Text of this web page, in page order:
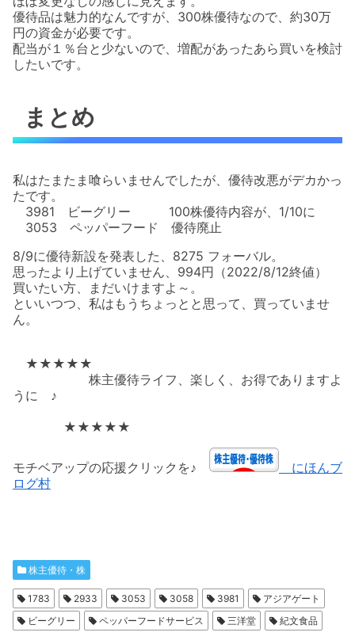
優待品は魅力的なんですが、300株優待なので、約30万
円の資金が必要です。
配当が１％台と少ないので、増配があったあら買いを検討
したいです。
まとめ
私はたまたま喰らいませんでしたが、優待改悪がデカかっ
たです。
3981 ビーグリー 100株優待内容が、1/10に
3053 ペッパーフード 優待廃止
8/9に優待新設を発表した、8275 フォーバル。
思ったより上げていません、994円（2022/8/12終値）
買いたい方、まだいけますよ～。
といいつつ、私はもうちょっとと思って、買っていませ
ん。
★★★★★
株主優待ライフ、楽しく、お得でありますよ
うに ♪
★★★★★
モチベアップの応援クリックを♪
にほんブ
ログ村
株主優待・株
1783 2933 3053 3058 3981
アジアゲート
ビーグリー
ペッパーフードサービス 三洋堂 紀文食品